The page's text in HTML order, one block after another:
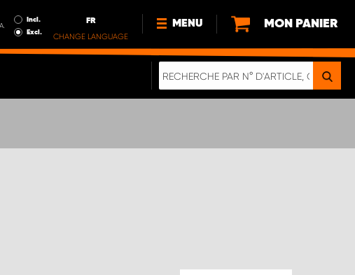
Incl.
Excl.
FR
CHANGE LANGUAGE
MENU
NOUVEAUTÉS
MON PANIER